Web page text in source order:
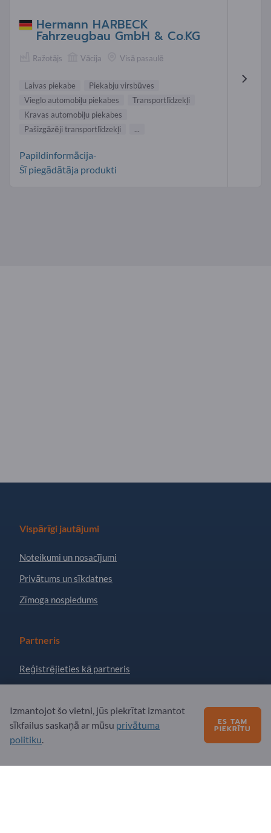
Hermann HARBECK
Fahrzeugbau GmbH & Co.KG
Ražotājs Vācija Visā pasaulē
Laivas piekabe
Piekabju virsbūves
Vieglo automobiļu piekabes
Transportlīdzekļi
Kravas automobiļu piekabes
Pašizgāzēji transportlīdzekļi
...
Papildinformācija-
Šī piegādātāja produkti
Vispārīgi jautājumi
Noteikumi un nosacījumi
Privātums un sīkdatnes
Zīmoga nospiedums
Partneris
Reģistrējieties kā partneris
Jautājumi?
Izmantojot šo vietni, jūs piekrītat izmantot
sīkfailus saskaņā ar mūsu privātuma
politiku.
ES TAM
PIEKRĪTU